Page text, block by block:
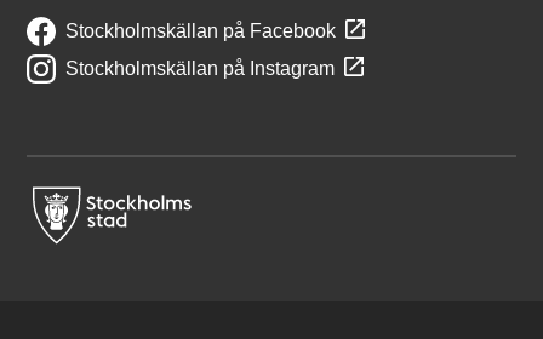
Stockholmskällan på Facebook
Stockholmskällan på Instagram